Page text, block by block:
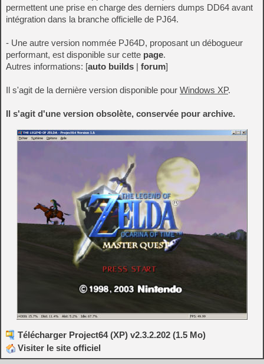
permettent une prise en charge des derniers dumps DD64 avant
intégration dans la branche officielle de PJ64.
- Une autre version nommée PJ64D, proposant un débogueur
performant, est disponible sur cette page.
Autres informations: [auto builds | forum]
Il s'agit de la dernière version disponible pour Windows XP.
Il s'agit d'une version obsolète, conservée pour archive.
Télécharger Project64 (XP) v2.3.2.202 (1.5 Mo)
Visiter le site officiel